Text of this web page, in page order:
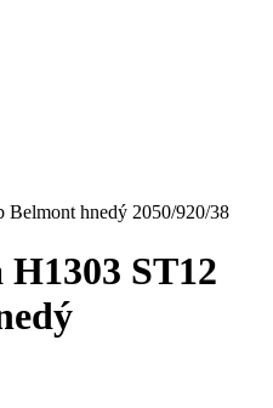
Belmont hnedý 2050/920/38
ST12